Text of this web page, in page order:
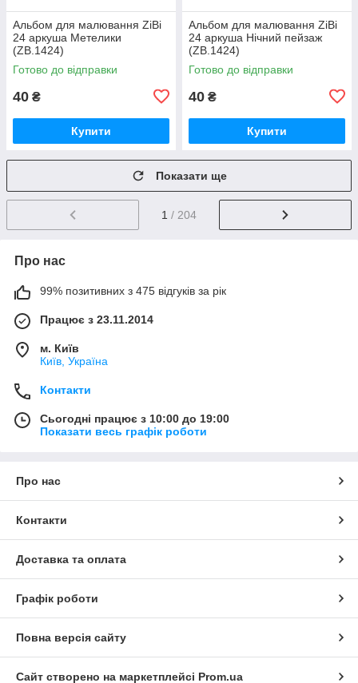
Альбом для малювання ZiBi
24 аркуша Метелики
(ZB.1424)
Готово до відправки
40 ₴
Купити
Альбом для малювання ZiBi
24 аркуша Нічний пейзаж
(ZB.1424)
Готово до відправки
40 ₴
Купити
Показати ще
1 / 204
Про нас
99% позитивних з 475 відгуків за рік
Працює з 23.11.2014
м. Київ
Київ, Україна
Контакти
Сьогодні працює з 10:00 до 19:00
Показати весь графік роботи
Про нас
Контакти
Доставка та оплата
Графік роботи
Повна версія сайту
Сайт створено на маркетплейсі Prom.ua